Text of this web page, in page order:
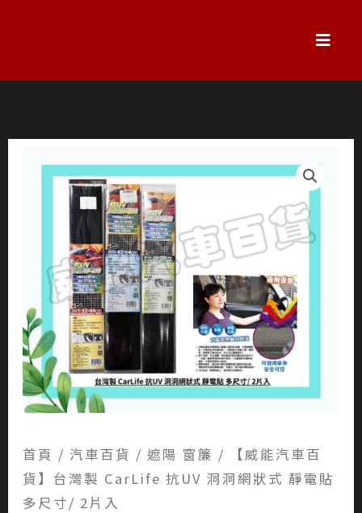
容
首頁 / 汽車百貨 / 遮陽 窗簾 / 【威能汽車百
貨】台灣製 CarLife 抗UV 洞洞網狀式 靜電貼
多尺寸/ 2片入